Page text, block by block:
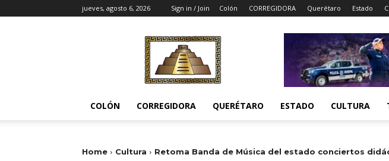
jueves, agosto 6, 2026 Sign in / Join Colón CORREGIDORA Querétaro Estado
Noticias
del
Pueblito
COLÓN CORREGIDORA QUERÉTARO ESTADO CULTURA
Home Cultura Retoma Banda de Música del estado conciertos